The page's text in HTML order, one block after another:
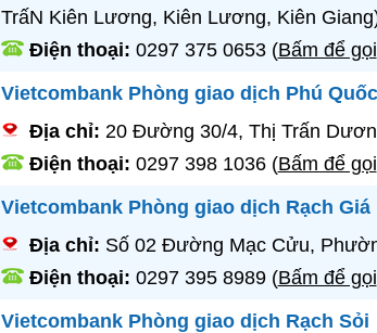
TrấN Kiên Lương, Kiên Lương, Kiên
Điện thoại: 0297 375 0653(Bấm để gọi
Vietcombank Phòng giao dịch Phú Quốc
Địa chỉ: 20 Đường 30/4, Thị Trấn
Điện thoại: 0297 398 1036(Bấm để gọi
Vietcombank Phòng giao dịch Rạch Giá
Địa chỉ: Số 02 Đường Mạc Cửu,
Điện thoại: 0297 395 8989(Bấm để gọi
Vietcombank Phòng giao dịch Rạch Sỏi